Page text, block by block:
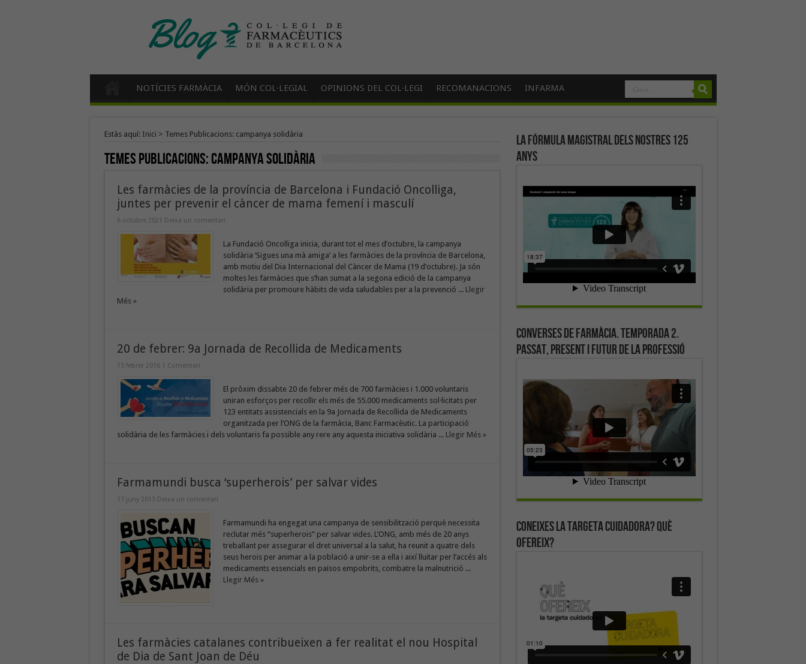
NOTÍCIES FARMÀCIA MÓN COL·LEGIAL OPINIONS DEL COL·LEGI RECOMANACIONS INFARMA
Estàs aquí: Inici > Temes Publicacions: campanya solidària
Temes Publicacions:campanya solidària
Les farmàcies de la província de Barcelona i Fundació Oncolliga,
juntes per prevenir el càncer de mama femení i masculí
6 octubre 2021 Deixa un comentari
La Fundació Oncolliga inicia, durant tot el mes d’octubre, la campanya
solidària ‘Sigues una mà amiga’ a les farmàcies de la província de Barcelona,
amb motiu del Dia Internacional del Càncer de Mama (19 d’octubre). Ja són
moltes les farmàcies que s’han sumat a la segona edició de la campanya
solidària per promoure hàbits de vida saludables per a la prevenció ... Llegir
Més »
20 de febrer: 9a Jornada de Recollida de Medicaments
15 febrer 2016 1 Comentari
El pròxim dissabte 20 de febrer més de 700 farmàcies i 1.000 voluntaris
uniran esforços per recollir els més de 55.000 medicaments sol·licitats per
123 entitats assistencials en la 9a Jornada de Recollida de Medicaments
organitzada per l’ONG de la farmàcia, Banc Farmacèutic. La participació
solidària de les farmàcies i dels voluntaris fa possible any rere any aquesta iniciativa solidària ... Llegir Més »
Farmamundi busca ‘superherois’ per salvar vides
17 juny 2015 Deixa un comentari
Farmamundi ha engegat una campanya de sensibilització perquè necessita
reclutar més “superherois” per salvar vides. L’ONG, amb més de 20 anys
treballant per assegurar el dret universal a la salut, ha reunit a quatre dels
seus herois per animar a la població a unir-se a ella i així lluitar per l’accés als
medicaments essencials en països empobrits, combatre la malnutrició ...
Llegir Més »
Les farmàcies catalanes contribueixen a fer realitat el nou Hospital
de Dia de Sant Joan de Déu
La fórmula magistral dels nostres 125
anys
Converses de farmàcia. Temporada 2.
Passat, present i futur de la professió
Coneixes la targeta cuidadora? Què
ofereix?